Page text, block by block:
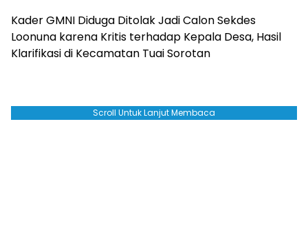
Kader GMNI Diduga Ditolak Jadi Calon Sekdes
Loonuna karena Kritis terhadap Kepala Desa, Hasil
Klarifikasi di Kecamatan Tuai Sorotan
Scroll Untuk Lanjut Membaca